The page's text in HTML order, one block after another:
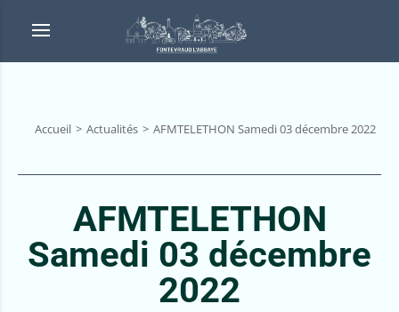
Accueil Actualités AFMTELETHON Samedi 03 décembre 2022
AFMTELETHON
Samedi 03 décembre
2022